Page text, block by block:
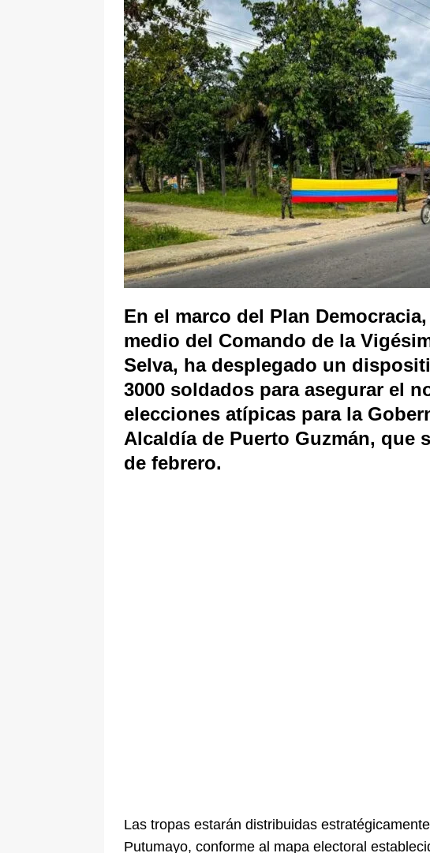
pone bajo la lupa a nuevo proveedor vinculado al
[ 6 de agosto de 2026 ] Cali se alista para la
De La Espriella en la Arena USC LO ÚLTIMO
En el marco del Plan
medio del Comando de la
Selva, ha desplegado un
3000 soldados para asegurar el
elecciones atípicas para la
Alcaldía de Puerto Guzmán, que
de febrero.
Las tropas estarán distribuidas
Putumayo, conforme al mapa electoral